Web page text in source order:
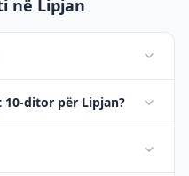
në Lipjan
ditor për Lipjan?